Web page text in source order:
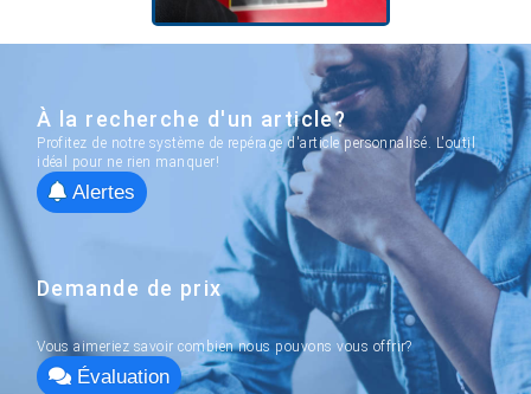
À la recherche d'un article?
Profitez de notre système de repérage d'article personnalisé. L'outil
idéal pour ne rien manquer!
Alertes
Demande de prix
Vous aimeriez savoir combien nous pouvons vous offrir?
Évaluation